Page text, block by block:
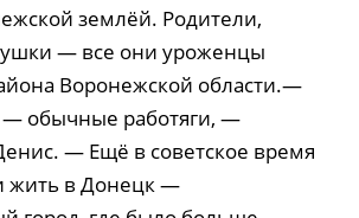
землёй. Родители,
— все они уроженцы
Воронежской области.—
обычные работяги, —
— Ещё в советское время
жить в Донецк —